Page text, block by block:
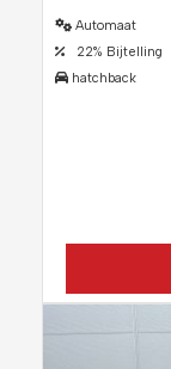
Automaat
22% Bijtelling
hatchback